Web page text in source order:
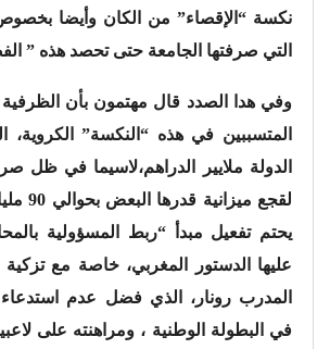
نكسة “الإقصاء” من الكان وأيضا بخصوص
التي صرفتها الجامعة حتى تحصد هذه ”
وفي هدا الصدد قال مهتمون بأن
المتسببين في هذه “النكسة” الكروية،
الدولة ملايير الدراهم،لاسيما في
لقجع
يحتم تفعيل مبدأ “ربط المسؤولية
عليها الدستور المغربي، خاصة مع تزكية
المدرب رونار، الذي فضل عدم استدعاء
في البطولة الوطنية ، ومراهنته على